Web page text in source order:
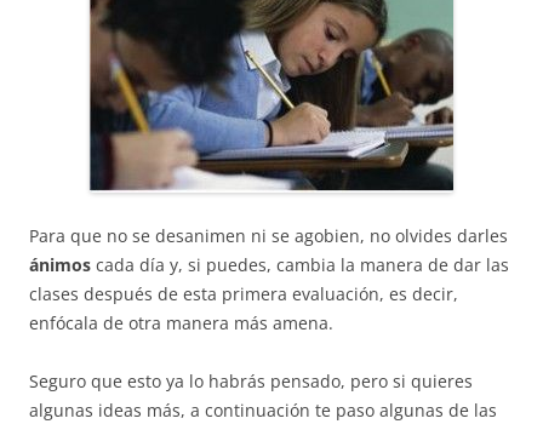
Para que no se desanimen ni se agobien, no olvides darles
ánimos cada día y, si puedes, cambia la manera de dar las
clases después de esta primera evaluación, es decir,
enfócala de otra manera más amena.
Seguro que esto ya lo habrás pensado, pero si quieres
algunas ideas más, a continuación te paso algunas de las